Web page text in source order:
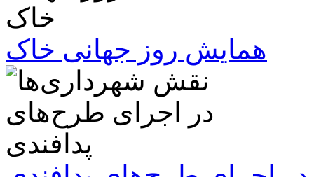
همایش روز جهانی خاک